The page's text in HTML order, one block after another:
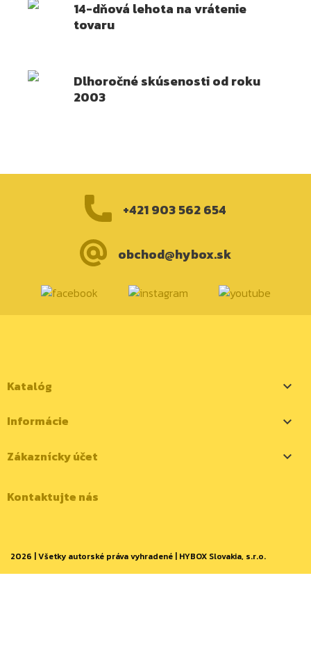
14-dňová lehota na vrátenie
tovaru
Dlhoročné skúsenosti od roku
2003
+421 903 562 654
obchod@hybox.sk
Katalóg 
Informácie 
Zákaznícky účet 
Kontaktujte nás
2026 | Všetky autorské práva vyhradené | HYBOX Slovakia, s.r.o.